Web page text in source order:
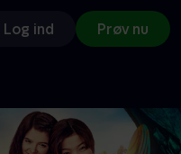
Log ind Prøv nu